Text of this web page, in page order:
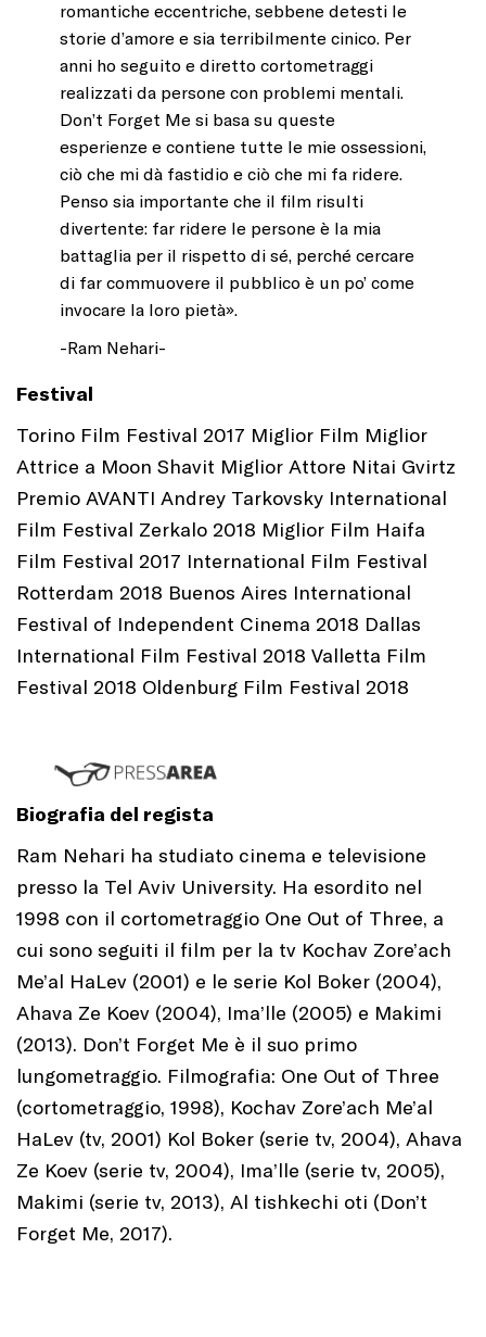
romantiche eccentriche, sebbene detesti le
storie d’amore e sia terribilmente cinico. Per
anni ho seguito e diretto cortometraggi
realizzati da persone con problemi mentali.
Don’t Forget Me si basa su queste
esperienze e contiene tutte le mie ossessioni,
ciò che mi dà fastidio e ciò che mi fa ridere.
Penso sia importante che il film risulti
divertente: far ridere le persone è la mia
battaglia per il rispetto di sé, perché cercare
di far commuovere il pubblico è un po’ come
invocare la loro pietà».
-Ram Nehari-
Festival
Torino Film Festival 2017 Miglior Film Miglior
Attrice a Moon Shavit Miglior Attore Nitai Gvirtz
Premio AVANTI Andrey Tarkovsky International
Film Festival Zerkalo 2018 Miglior Film Haifa
Film Festival 2017 International Film Festival
Rotterdam 2018 Buenos Aires International
Festival of Independent Cinema 2018 Dallas
International Film Festival 2018 Valletta Film
Festival 2018 Oldenburg Film Festival 2018
Biografia del regista
Ram Nehari ha studiato cinema e televisione
presso la Tel Aviv University. Ha esordito nel
1998 con il cortometraggio One Out of Three, a
cui sono seguiti il film per la tv Kochav Zore’ach
Me’al HaLev (2001) e le serie Kol Boker (2004),
Ahava Ze Koev (2004), Ima’lle (2005) e Makimi
(2013). Don’t Forget Me è il suo primo
lungometraggio. Filmografia: One Out of Three
(cortometraggio, 1998), Kochav Zore’ach Me’al
HaLev (tv, 2001) Kol Boker (serie tv, 2004), Ahava
Ze Koev (serie tv, 2004), Ima’lle (serie tv, 2005),
Makimi (serie tv, 2013), Al tishkechi oti (Don’t
Forget Me, 2017).